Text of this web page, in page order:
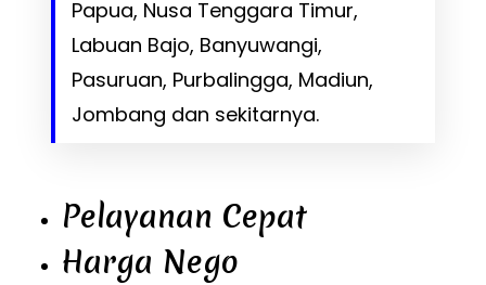
Papua, Nusa Tenggara Timur,
Labuan Bajo, Banyuwangi,
Pasuruan, Purbalingga, Madiun,
Jombang dan sekitarnya.
Pelayanan Cepat
Harga Nego